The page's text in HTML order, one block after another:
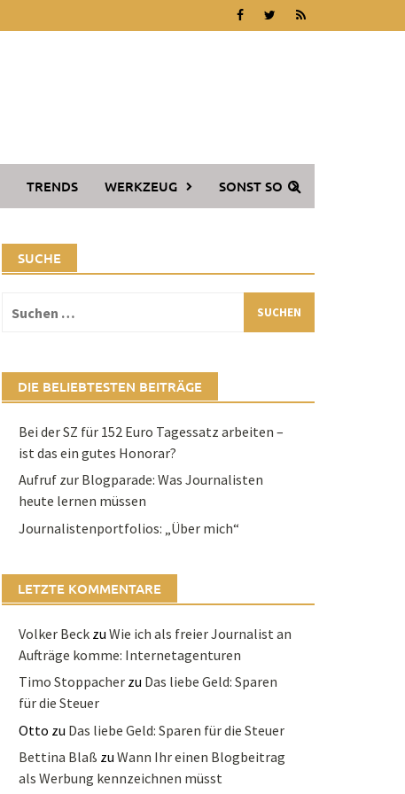
TRENDS WERKZEUG SONST SO
SUCHE
nach:
DIE BELIEBTESTEN BEITRÄGE
Bei der SZ für 152 Euro Tagessatz arbeiten –
ist das ein gutes Honorar?
Aufruf zur Blogparade: Was Journalisten
heute lernen müssen
Journalistenportfolios: „Über mich“
LETZTE KOMMENTARE
Volker Beckzu Wie ich als freier Journalist an
Aufträge komme: Internetagenturen
Timo Stoppacherzu Das liebe Geld: Sparen
für die Steuer
Otto zu Das liebe Geld: Sparen für die Steuer
Bettina Blaß zu Wann Ihr einen Blogbeitrag
als Werbung kennzeichnen müsst